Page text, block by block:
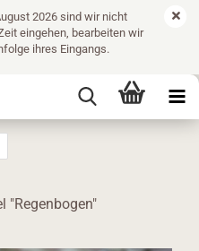
2026 sind wir nicht
eingehen, bearbeiten wir
ihres Eingangs.
"Regenbogen"